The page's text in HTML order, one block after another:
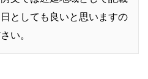
としても良いと思いますの
い。